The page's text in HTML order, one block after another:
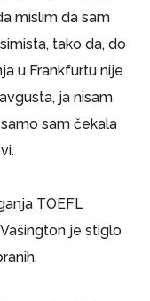
mislim da sam
tako da, do
u Frankfurtu nije
ja nisam
sam čekala
TOEFL
je stiglo